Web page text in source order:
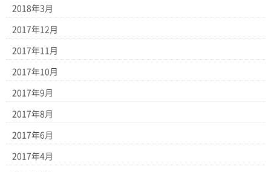
2018年3月
2017年12月
2017年11月
2017年10月
2017年9月
2017年8月
2017年6月
2017年4月